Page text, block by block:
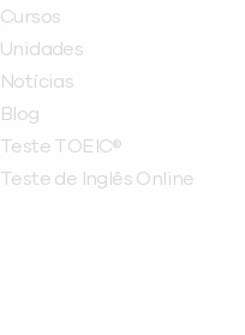
Cursos
Unidades
Notícias
Blog
Teste TOEIC®
Teste de Inglês Online